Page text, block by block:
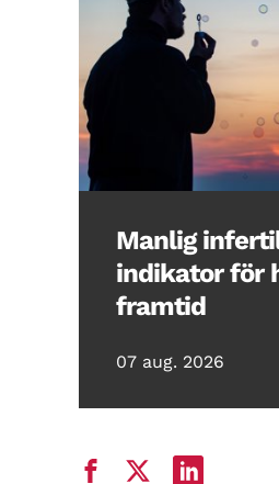
Manlig
indikator för
framtid
07 aug. 2026